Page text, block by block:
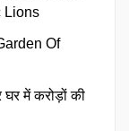
Lions
Of
घर में करोड़ों की